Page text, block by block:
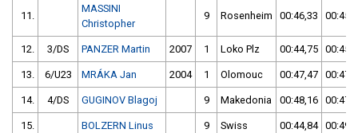
11.
MASSINI
Christopher
9 Rosenheim 00:46,33
12. 3/DS PANZER Martin 2007 1 Loko Plz 00:44,75
13. 6/U23 MRÁKA Jan 2004 1 Olomouc 00:47,47
14. 4/DS GUGINOV Blagoj 9 Makedonia 00:48,16
15. BOLZERN Linus 9 Swiss 00:44,84